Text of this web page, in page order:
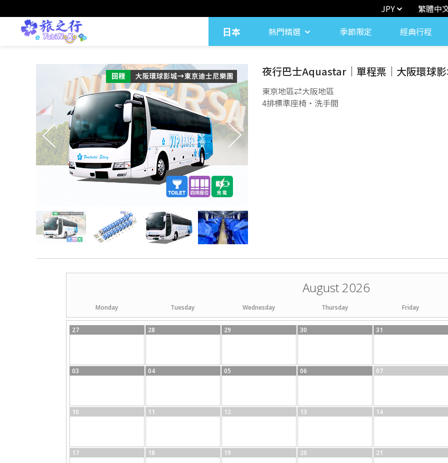
夜行巴士Aquastar｜單程票｜大阪環球
東京地區⇄大阪地區
4排標準座椅・洗手間
August 2026
Monday Tuesday Wednesday Thursday Friday
27 28 29 30 31
03 04 05 06 07
10 11 12 13 14
17 18 19 20 21
JPY 繁體中
日本 熱門精選 季節限定 經典行程